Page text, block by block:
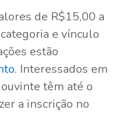
de R$15,00 a
e vínculo
estão
. Interessados em
têm até o
a inscrição no